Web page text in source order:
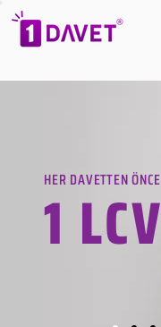
HER DAVETTEN ÖNCE
1 LCV